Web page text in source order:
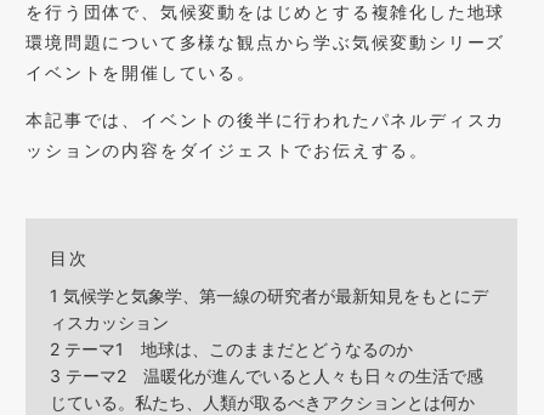
を行う団体で、気候変動をはじめとする複雑化した地球
環境問題について多様な観点から学ぶ気候変動シリーズ
イベントを開催している。
本記事では、イベントの後半に行われたパネルディスカ
ッションの内容をダイジェストでお伝えする。
目次
1 気候学と気象学、第一線の研究者が最新知見をもとにデ
ィスカッション
2 テーマ1 地球は、このままだとどうなるのか
3 テーマ2 温暖化が進んでいると人々も日々の生活で感
じている。私たち、人類が取るべきアクションとは何か